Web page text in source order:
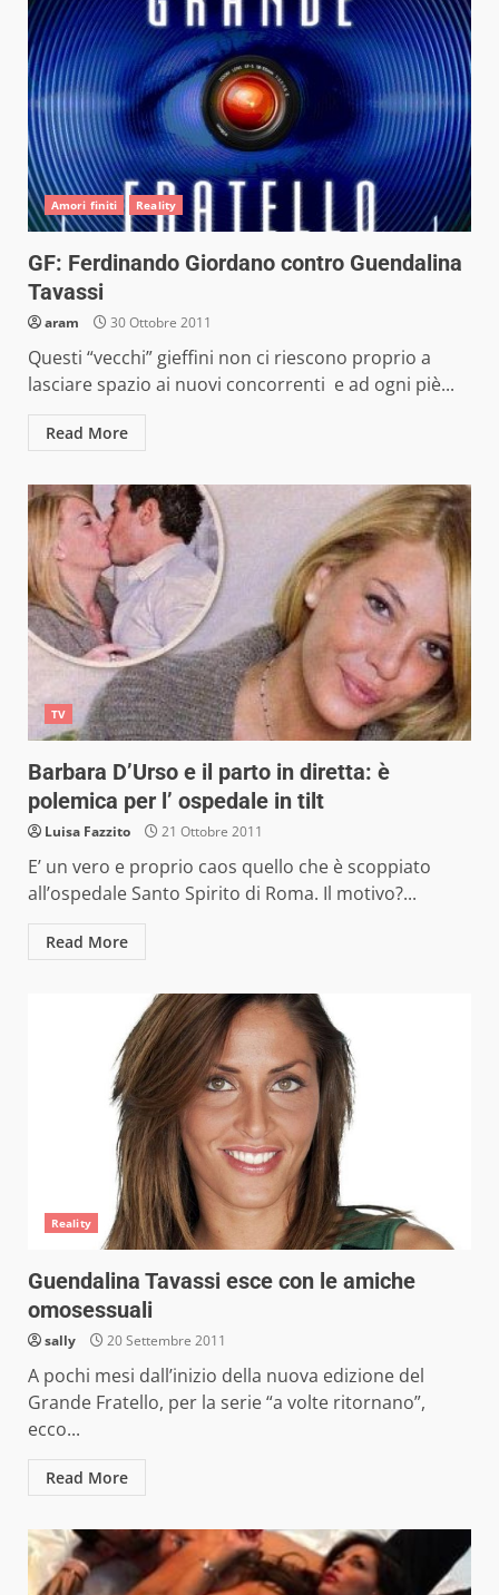
Amori finiti Reality
GF: Ferdinando Giordano contro Guendalina
Tavassi
aram 30 Ottobre 2011
Questi “vecchi” gieffini non ci riescono proprio a
lasciare spazio ai nuovi concorrenti e ad ogni piè...
Read More
TV
Barbara D’Urso e il parto in diretta: è
polemica per l’ ospedale in tilt
Luisa Fazzito 21 Ottobre 2011
E’ un vero e proprio caos quello che è scoppiato
all’ospedale Santo Spirito di Roma. Il motivo?...
Read More
Reality
Guendalina Tavassi esce con le amiche
omosessuali
sally 20 Settembre 2011
A pochi mesi dall’inizio della nuova edizione del
Grande Fratello, per la serie “a volte ritornano”,
ecco...
Read More